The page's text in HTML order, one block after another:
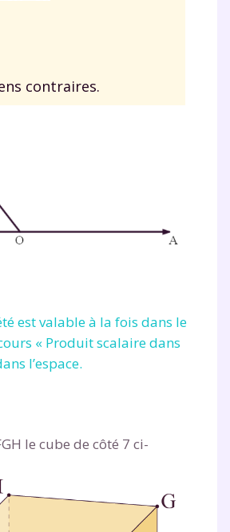
contraires.
est valable à la fois dans le
« Produit scalaire dans
l’espace.
le cube de côté 7 ci-